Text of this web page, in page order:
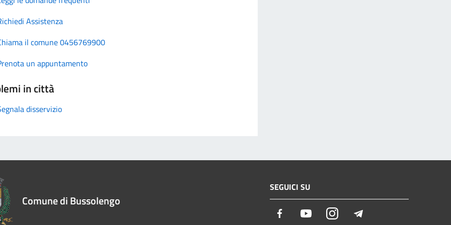
Assistenza
il comune 0456769900
un appuntamento
in città
disservizio
Comune di Bussolengo
SEGUICI SU
Facebook YoutubeInstagram